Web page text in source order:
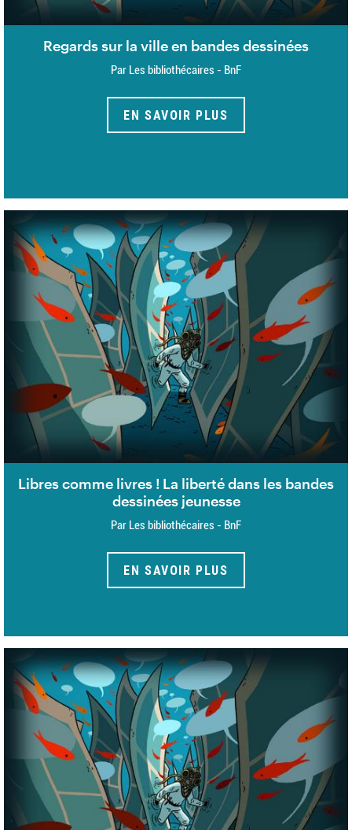
Regards sur la ville en bandes dessinées
Par Les bibliothécaires - BnF
EN SAVOIR PLUS
Libres comme livres ! La liberté dans les bandes
dessinées jeunesse
Par Les bibliothécaires - BnF
EN SAVOIR PLUS